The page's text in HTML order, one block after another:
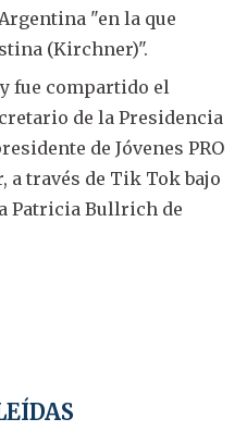
"en la que
(Kirchner)".
fue compartido el
de la Presidencia
de Jóvenes PRO
a través de Tik Tok bajo
Patricia Bullrich de